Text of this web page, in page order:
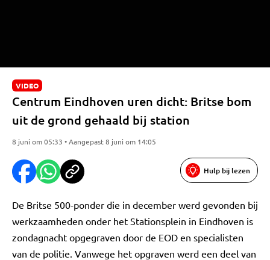
VIDEO
Centrum Eindhoven uren dicht: Britse bom
uit de grond gehaald bij station
8 juni om 05:33 • Aangepast 8 juni om 14:05
Hulp bij lezen
De Britse 500-ponder die in december werd gevonden bij
werkzaamheden onder het Stationsplein in Eindhoven is
zondagnacht opgegraven door de EOD en specialisten
van de politie. Vanwege het opgraven werd een deel van